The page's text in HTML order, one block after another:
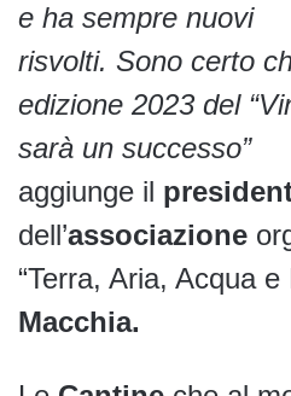
e ha sempre nuovi
risvolti. Sono certo
edizione 2023 del
sarà un successo”
aggiunge il
dell’associazione
“Terra, Aria, Acqua e
Macchia.